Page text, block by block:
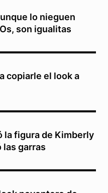
lo nieguen
son igualitas
copiarle el look a
figura de Kimberly
las garras